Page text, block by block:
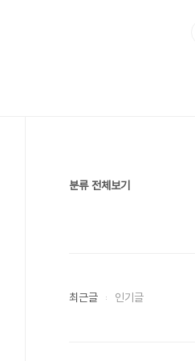
분류 전체보기
최근글 인기글